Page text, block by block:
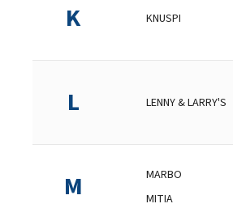
K KNUSPI
L LENNY & LARRY'S
M MARBO
MITIA